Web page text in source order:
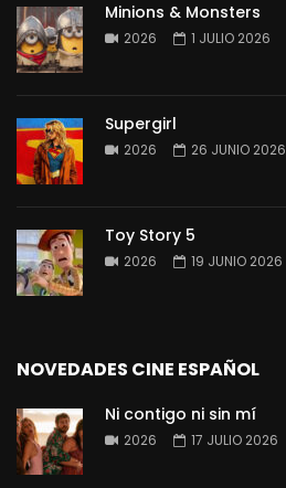
Minions & Monsters
2026 1 JULIO 2026
Supergirl
2026 26 JUNIO 2026
Toy Story 5
2026 19 JUNIO 2026
NOVEDADES CINE ESPAÑOL
Ni contigo ni sin mí
2026 17 JULIO 2026